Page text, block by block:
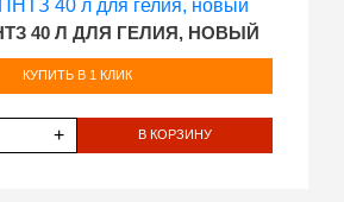
40 Л ДЛЯ ГЕЛИЯ, НОВЫЙ
КУПИТЬ В 1 КЛИК
+ В КОРЗИНУ